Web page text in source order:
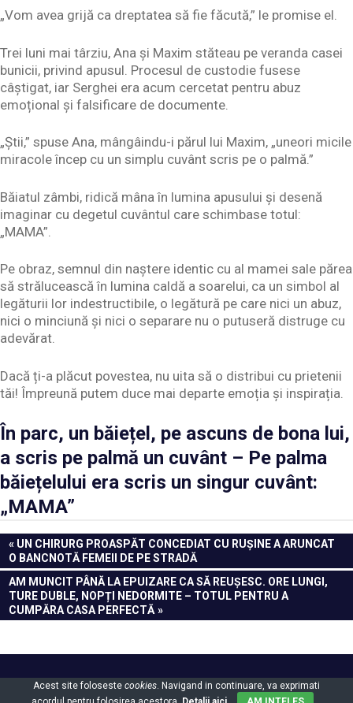
„Vom avea grijă ca dreptatea să fie făcută,” le promise el.
Trei luni mai târziu, Ana și Maxim stăteau pe veranda casei
bunicii, privind apusul. Procesul de custodie fusese
câștigat, iar Serghei era acum cercetat pentru abuz
emoțional și falsificare de documente.
„Știi,” spuse Ana, mângâindu-i părul lui Maxim, „uneori micile
miracole încep cu un simplu cuvânt scris pe o palmă.”
Băiatul zâmbi, ridică mâna în lumina apusului și desenă
imaginar cu degetul cuvântul care schimbase totul:
„MAMA”.
Pe obraz, semnul din naștere identic cu al mamei sale părea
să strălucească în lumina caldă a soarelui, ca un simbol al
legăturii lor indestructibile, o legătură pe care nici un abuz,
nici o minciună și nici o separare nu o putuseră distruge cu
adevărat.
Dacă ți-a plăcut povestea, nu uita să o distribui cu prietenii
tăi! Împreună putem duce mai departe emoția și inspirația.
În parc, un băiețel, pe ascuns de bona lui,
a scris pe palmă un cuvânt – Pe palma
băiețelului era scris un singur cuvânt:
„MAMA”
Navigare
în
articole
PREVIOUS
POST:
UN CHIRURG PROASPĂT CONCEDIAT CU RUȘINE A ARUNCAT
O BANCNOTĂ FEMEII DE PE STRADĂ
NEXT
POST:
AM MUNCIT PÂNĂ LA EPUIZARE CA SĂ REUȘESC. ORE LUNGI,
TURE DUBLE, NOPȚI NEDORMITE – TOTUL PENTRU A
CUMPĂRA CASA PERFECTĂ
Powered by WordPressandGridbox.
Acest site foloseste cookies. Navigand in continuare, va exprimati